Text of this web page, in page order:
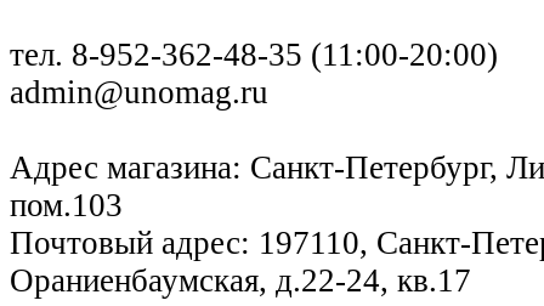
тел. 8-952-362-48-35 (11:00-20:00)
admin@unomag.ru
Адрес магазина: Санкт-Петербург,
пом.103
Почтовый адрес: 197110, Санкт-
Ораниенбаумская, д.22-24, кв.17